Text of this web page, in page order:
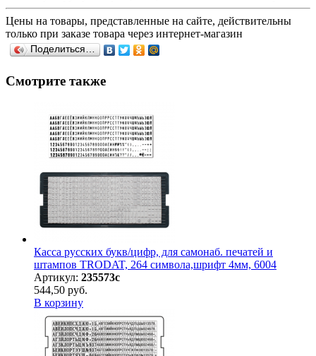
Цены на товары, представленные на сайте, действительны
только при заказе товара через интернет-магазин
Поделиться…
Смотрите также
Касса русских букв/цифр, для самонаб. печатей и
штампов TRODAT, 264 символа,шрифт 4мм, 6004
Артикул: 235573с
544,50 руб.
В корзину